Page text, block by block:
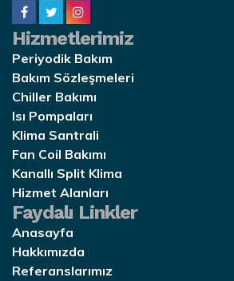
Hizmetlerimiz
Periyodik Bakım
Bakım Sözleşmeleri
Chiller Bakımı
Isı Pompaları
Klima Santrali
Fan Coil Bakımı
Kanallı Split Klima
Hizmet Alanları
Faydalı Linkler
Anasayfa
Hakkımızda
Referanslarımız